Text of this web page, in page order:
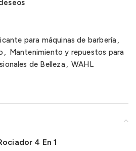
para máquinas de barbería,
, Mantenimiento y repuestos para
de Belleza, WAHL
4 En 1